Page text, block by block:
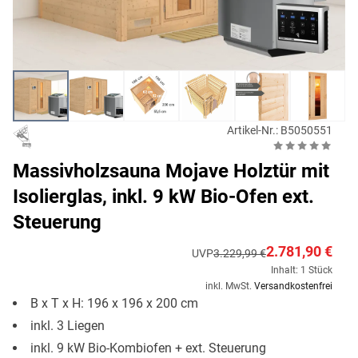
Artikel-Nr.: B5050551
Massivholzsauna Mojave Holztür mit
Isolierglas, inkl. 9 kW Bio-Ofen ext.
Steuerung
UVP3.229,99 €2.781,90 €
Inhalt: 1 Stück
inkl. MwSt. Versandkostenfrei
B x T x H: 196 x 196 x 200 cm
inkl. 3 Liegen
inkl. 9 kW Bio-Kombiofen + ext. Steuerung